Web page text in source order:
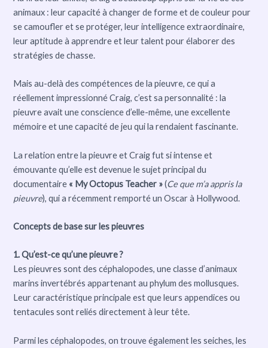
animaux : leur capacité à changer de forme et de couleur pour
se camoufler et se protéger, leur intelligence extraordinaire,
leur aptitude à apprendre et leur talent pour élaborer des
stratégies de chasse.
Mais au-delà des compétences de la pieuvre, ce qui a
réellement impressionné Craig, c’est sa personnalité : la
pieuvre avait une conscience d’elle-même, une excellente
mémoire et une capacité de jeu qui la rendaient fascinante.
La relation entre la pieuvre et Craig fut si intense et
émouvante qu’elle est devenue le sujet principal du
documentaire « My Octopus Teacher »(Ce que m’a appris la
pieuvre), qui a récemment remporté un Oscar à Hollywood.
Concepts de base sur les pieuvres
1. Qu’est-ce qu’une pieuvre ?
Les pieuvres sont des céphalopodes, une classe d’animaux
marins invertébrés appartenant au phylum des mollusques.
Leur caractéristique principale est que leurs appendices ou
tentacules sont reliés directement à leur tête.
Parmi les céphalopodes, on trouve également les seiches, les